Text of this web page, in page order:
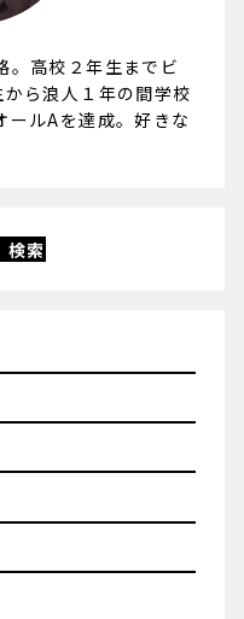
。高校２年生までビ
ら浪人１年の間学校
ールAを達成。好きな
検索